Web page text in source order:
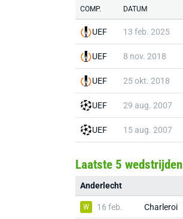
COMP. DATUM
UEF 13 feb. 2025
UEF 8 nov. 2018
UEF 25 okt. 2018
UEF 29 aug. 2007
UEF 15 aug. 2007
Laatste 5 wedstrijden
Anderlecht
W 16 feb. Charleroi